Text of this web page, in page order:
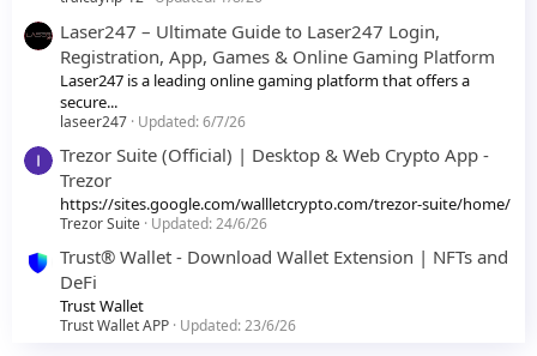
Laser247 – Ultimate Guide to Laser247 Login,
Registration, App, Games & Online Gaming Platform
Laser247 is a leading online gaming platform that offers a
secure...
laseer247 Updated:6/7/26
Trezor Suite (Official) | Desktop & Web Crypto App -
Trezor
https://sites.google.com/wallletcrypto.com/trezor-suite/home/
Trezor Suite Updated:24/6/26
Trust® Wallet - Download Wallet Extension | NFTs and
DeFi
Trust Wallet
Trust Wallet APP Updated:23/6/26